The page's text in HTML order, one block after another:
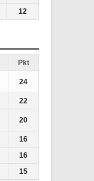
12
Pkt
24
22
20
16
16
15